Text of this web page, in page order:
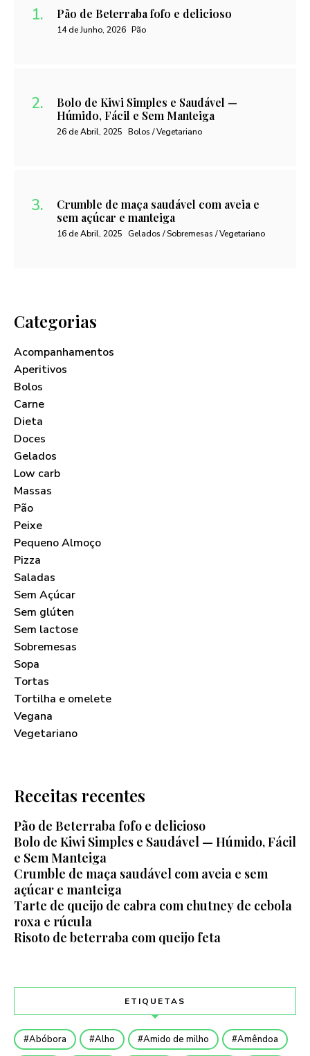
Pão de Beterraba fofo e delicioso
14 de Junho, 2026 Pão
Bolo de Kiwi Simples e Saudável —
Húmido, Fácil e Sem Manteiga
26 de Abril, 2025 Bolos / Vegetariano
Crumble de maça saudável com aveia e
sem açúcar e manteiga
16 de Abril, 2025 Gelados / Sobremesas / Vegetariano
Categorias
Acompanhamentos
Aperitivos
Bolos
Carne
Dieta
Doces
Gelados
Low carb
Massas
Pão
Peixe
Pequeno Almoço
Pizza
Saladas
Sem Açúcar
Sem glúten
Sem lactose
Sobremesas
Sopa
Tortas
Tortilha e omelete
Vegana
Vegetariano
Receitas recentes
Pão de Beterraba fofo e delicioso
Bolo de Kiwi Simples e Saudável — Húmido, Fácil
e Sem Manteiga
Crumble de maça saudável com aveia e sem
açúcar e manteiga
Tarte de queijo de cabra com chutney de cebola
roxa e rúcula
Risoto de beterraba com queijo feta
ETIQUETAS
Abóbora Alho Amido de milho Amêndoa